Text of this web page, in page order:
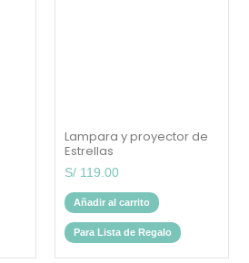
Lampara y proyector de
Estrellas
S/ 119.00
Añadir al carrito
Para Lista de Regalo